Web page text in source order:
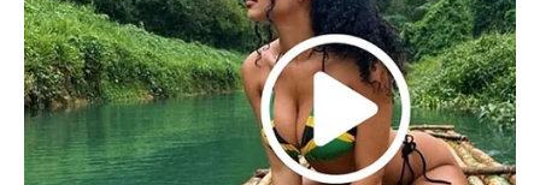
STRELAC
Lagani vikend sa dozom optimizma. Flert, susret ili dobra
vest vraćaju osmeh i veru u budućnost.